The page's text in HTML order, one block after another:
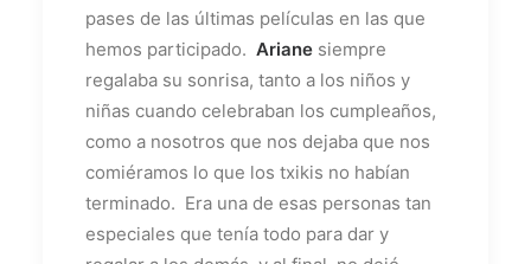
pases de las últimas películas en las que
hemos participado. Ariane siempre
regalaba su sonrisa, tanto a los niños y
niñas cuando celebraban los cumpleaños,
como a nosotros que nos dejaba que nos
comiéramos lo que los txikis no habían
terminado. Era una de esas personas tan
especiales que tenía todo para dar y